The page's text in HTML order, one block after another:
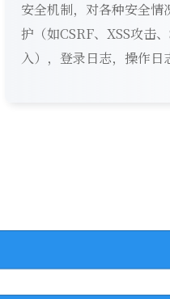
安全机制，对各种安全情
护（如CSRF、XSS攻击
入），登录日志，操作日